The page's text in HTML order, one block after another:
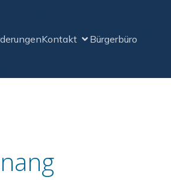
Kontakt Bürgerbüro